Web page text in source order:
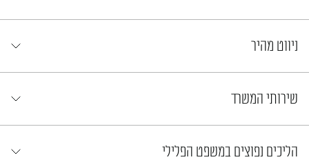
ניווט מהיר
שירותי המשרד
הליכים נפוצים במשפט הפלילי